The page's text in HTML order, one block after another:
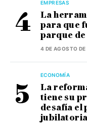
EMPRESAS
La
para que
parque
4 DE AGOSTO
ECONOMÍA
La
tiene su
desafía el
jubilatoria